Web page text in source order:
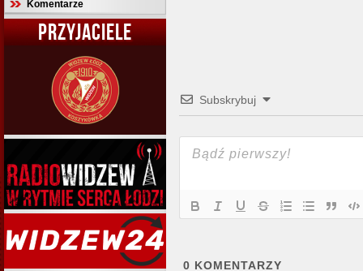
Komentarze
PRZYJACIELE
Subskrybuj
0 KOMENTARZY